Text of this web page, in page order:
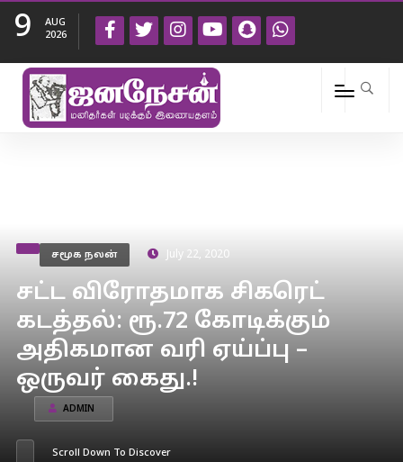
9
AUG
2026
சமூக நலன் July 22, 2020
சட்ட விரோதமாக சிகரெட்
கடத்தல்: ரூ.72 கோடிக்கும்
அதிகமான வரி ஏய்ப்பு –
ஒருவர் கைது.!
ADMIN
Scroll Down To Discover